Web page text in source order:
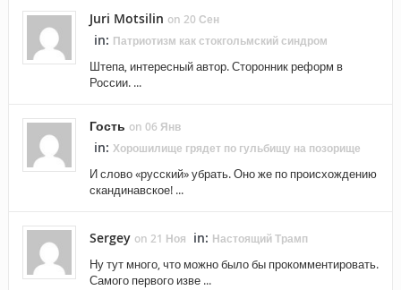
Juri Motsilin on 20 Сен
in: Патриотизм как стокгольмский синдром
Штепа, интересный автор. Сторонник реформ в
России. ...
Гость on 06 Янв
in: Хорошилище грядет по гульбищу на позорище
И слово «русский» убрать. Оно же по происхождению
скандинавское! ...
Sergey on 21 Ноя in: Настоящий Трамп
Ну тут много, что можно было бы прокомментировать.
Самого первого изве ...